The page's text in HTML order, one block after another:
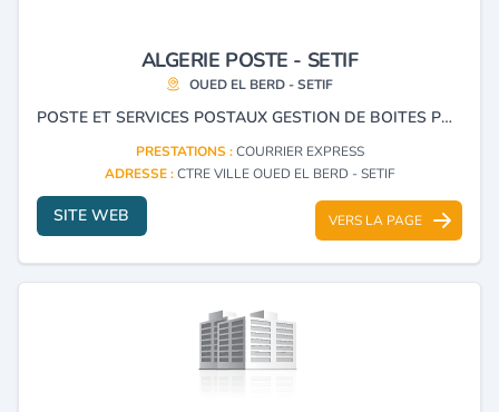
ALGERIE POSTE - SETIF
OUED EL BERD - SETIF
POSTE ET SERVICES POSTAUX GESTION DE BOITES POSTALES COURRIER EXPRESS.
PRESTATIONS :COURRIER EXPRESS
ADRESSE :CTRE VILLE OUED EL BERD - SETIF
SITE WEB VERS LA PAGE